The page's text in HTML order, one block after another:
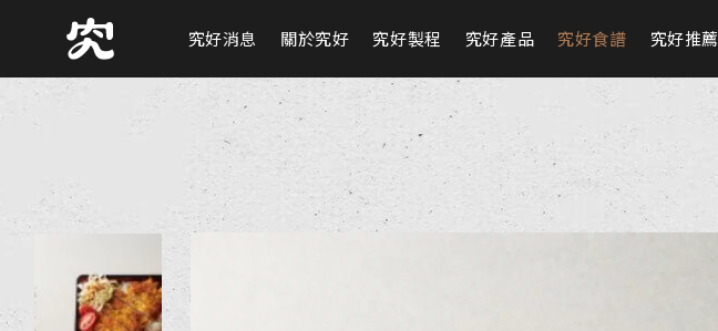
究好消息 關於究好 究好製程 究好產品 究好食譜 究好推薦